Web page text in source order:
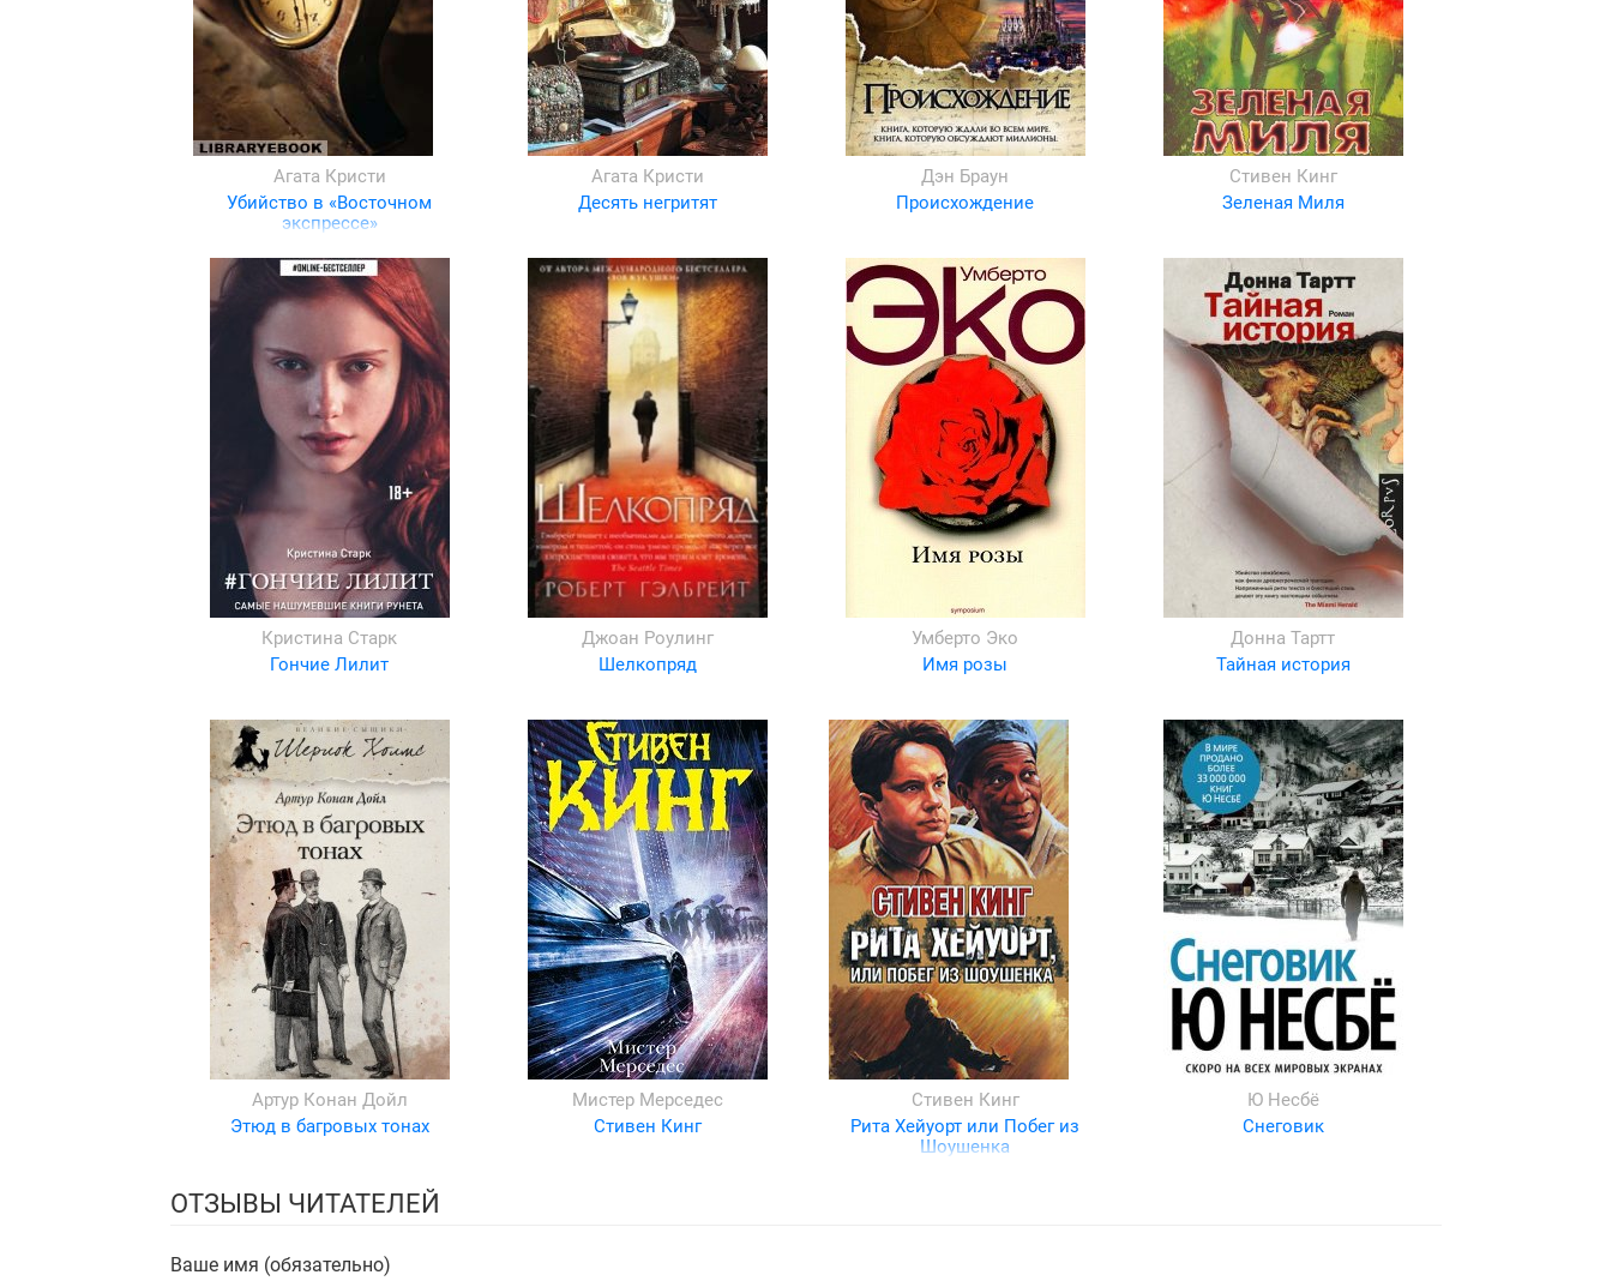
Агата Кристи
Убийство в «Восточном
экспрессе»
Агата Кристи
Десять негритят
Дэн Браун
Происхождение
Стивен Кинг
Зеленая Миля
Кристина Старк
Гончие Лилит
Джоан Роулинг
Шелкопряд
Умберто Эко
Имя розы
Донна Тартт
Тайная история
Артур Конан Дойл
Этюд в багровых тонах
Мистер Мерседес
Стивен Кинг
Стивен Кинг
Рита Хейуорт или Побег из
Шоушенка
Ю Несбё
Снеговик
ОТЗЫВЫ ЧИТАТЕЛЕЙ
Ваше имя (обязательно)